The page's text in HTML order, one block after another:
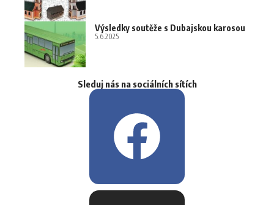
Výsledky soutěže s Dubajskou karosou
5.6.2025
Sleduj nás na sociálních sítích